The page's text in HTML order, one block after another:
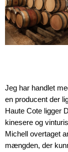
Jeg har handlet
en producent der
Haute Cote ligger
kinesere og
Michell overtaget
mængden, der